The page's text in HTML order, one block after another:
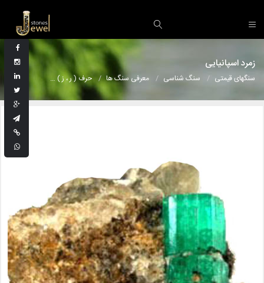
زمرد اسپانیایی
سنگهای قیمتی سنگ شناسی معرفی سنگ ها حرف ( ر ، ز ) زمرد اسپانیایی